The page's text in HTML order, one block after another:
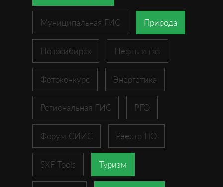
Муниципальная ГИС Природа
Новосибирск Нефть и газ
Фотоконкурс Энергетика
Региональная ГИС РГО
Форум СИИС Реестр ПО
SXF Tools Туризм